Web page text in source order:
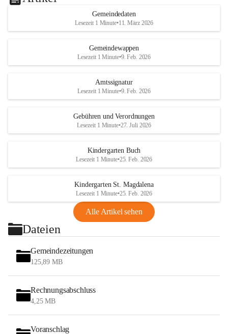
Gemeindedaten
Lesezeit 1 Minute•11. März 2026
Gemeindewappen
Lesezeit 1 Minute•9. Feb. 2026
Amtssignatur
Lesezeit 1 Minute•9. Feb. 2026
Gebühren und Verordnungen
Lesezeit 1 Minute•27. Juli 2026
Kindergarten Buch
Lesezeit 1 Minute•25. Feb. 2026
Kindergarten St. Magdalena
Lesezeit 1 Minute•25. Feb. 2026
Alle Artikel sehen
Dateien
Gemeindezeitungen
125,89 MB
Rechnungsabschluss
4,25 MB
Voranschlag